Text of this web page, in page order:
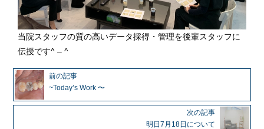
当院スタッフの質の高いデータ採得・管理を後輩スタッフに
伝授です^ – ^
前の記事
~Today’s Work 〜
次の記事
明日7月18日について